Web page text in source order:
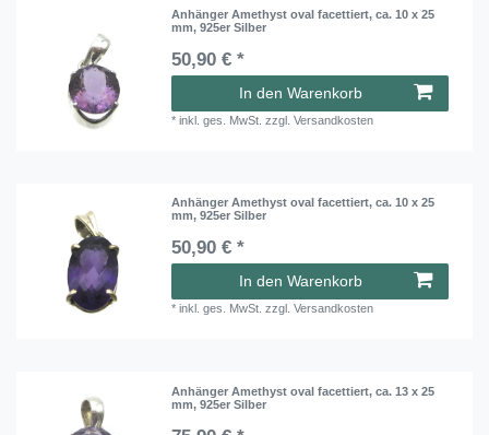
Anhänger Amethyst oval facettiert, ca. 10 x 25
mm, 925er Silber
50,90 € *
In den Warenkorb
*inkl. ges. MwSt. zzgl.Versandkosten
Anhänger Amethyst oval facettiert, ca. 10 x 25
mm, 925er Silber
50,90 € *
In den Warenkorb
*inkl. ges. MwSt. zzgl.Versandkosten
Anhänger Amethyst oval facettiert, ca. 13 x 25
mm, 925er Silber